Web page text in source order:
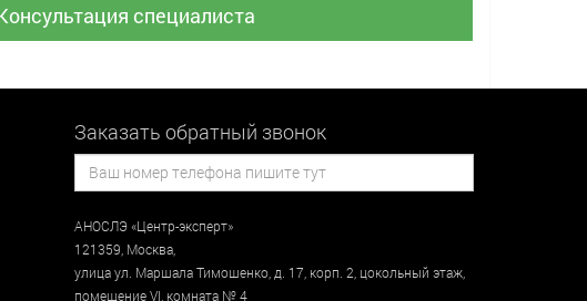
специалиста
Заказать обратный звонок
АНОСЛЭ «Центр-эксперт»
121359 Москва
улицаул. Маршала Тимошенко, д. 17, корп. 2, цокольный этаж
помещение VI, комната № 4